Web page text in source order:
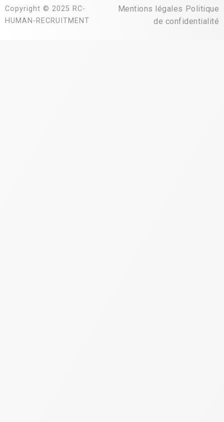
Copyright © 2025 RC-
HUMAN-RECRUITMENT
Mentions légales Politique
de confidentialité